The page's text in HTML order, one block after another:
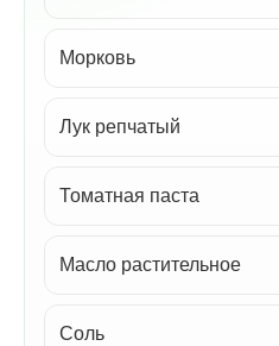
Морковь
Лук репчатый
Томатная паста
Масло растительное
Соль